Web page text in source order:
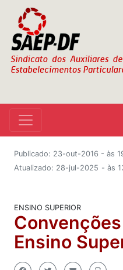
Publicado: 23-out-2016 - às
Atualizado: 28-jul-2025 - às
ENSINO SUPERIOR
Ensino